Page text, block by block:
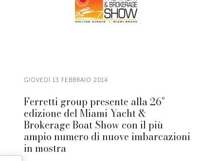
GIOVEDÌ 13 FEBBRAIO 2014
Ferretti group presente alla 26°
edizione del Miami Yacht &
Brokerage Boat Show con il più
ampio numero di nuove imbarcazioni
in mostra